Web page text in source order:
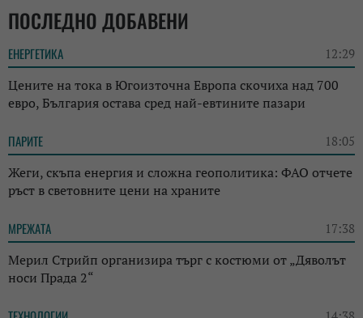
ПОСЛЕДНО ДОБАВЕНИ
ЕНЕРГЕТИКА 12:29
Цените на тока в Югоизточна Европа скочиха над 700
евро, България остава сред най-евтините пазари
ПАРИТЕ 18:05
Жеги, скъпа енергия и сложна геополитика: ФАО отчете
ръст в световните цени на храните
МРЕЖАТА 17:38
Мерил Стрийп организира търг с костюми от „Дяволът
носи Прада 2“